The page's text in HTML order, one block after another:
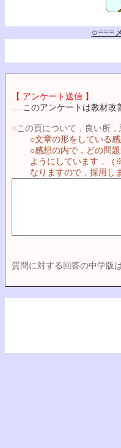
○===
【 アンケート送信 】
… このアンケートは教材改
■この頁について，良い所
○文章の形をしている
○感想の内で，どの問
ようにしています．（
なりますので，採用し
質問に対する回答の中学版